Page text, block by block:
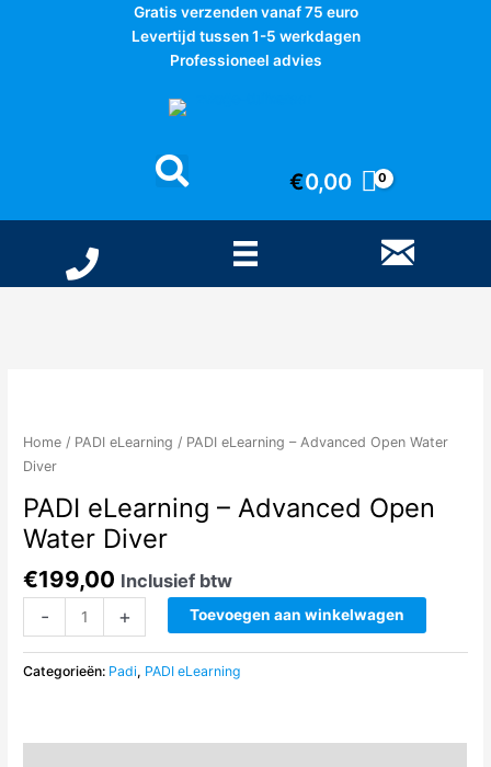
Gratis verzenden vanaf 75 euro
Levertijd tussen 1-5 werkdagen
Professioneel advies
€0,00
Home / PADI eLearning / PADI eLearning – Advanced Open Water
Diver
PADI eLearning – Advanced Open
Water Diver
€199,00 Inclusief btw
-
eLearning
-
Advanced
+ Toevoegen aan winkelwagen
Categorieën: Padi, PADI eLearning